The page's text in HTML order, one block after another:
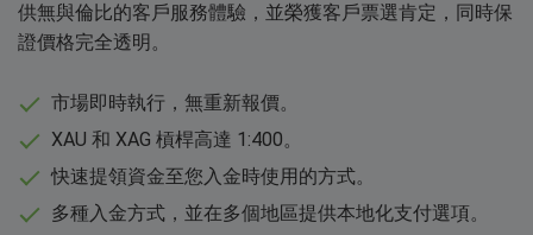
供無與倫比的客戶服務體驗，並榮獲客戶票選肯定，同時保
證價格完全透明。
市場即時執行，無重新報價。
XAU 和 XAG 槓桿高達 1:400。
快速提領資金至您入金時使用的方式。
多種入金方式，並在多個地區提供本地化支付選項。